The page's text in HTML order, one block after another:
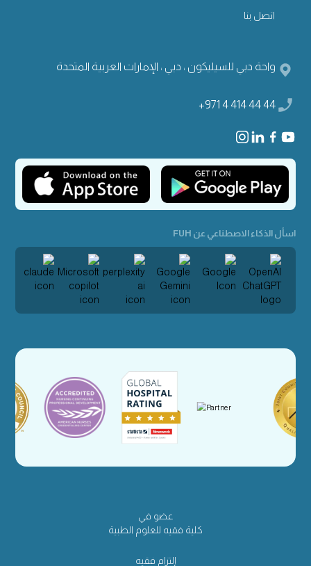
اتصل بنا
واحة دبي للسيليكون ، دبي ، الإمارات العربية المتحدة
+971 4 414 44 44
اسأل الذكاء الاصطناعي عن FUH
عضو في
كلية فقيه للعلوم الطبية
إلتزام فقيه